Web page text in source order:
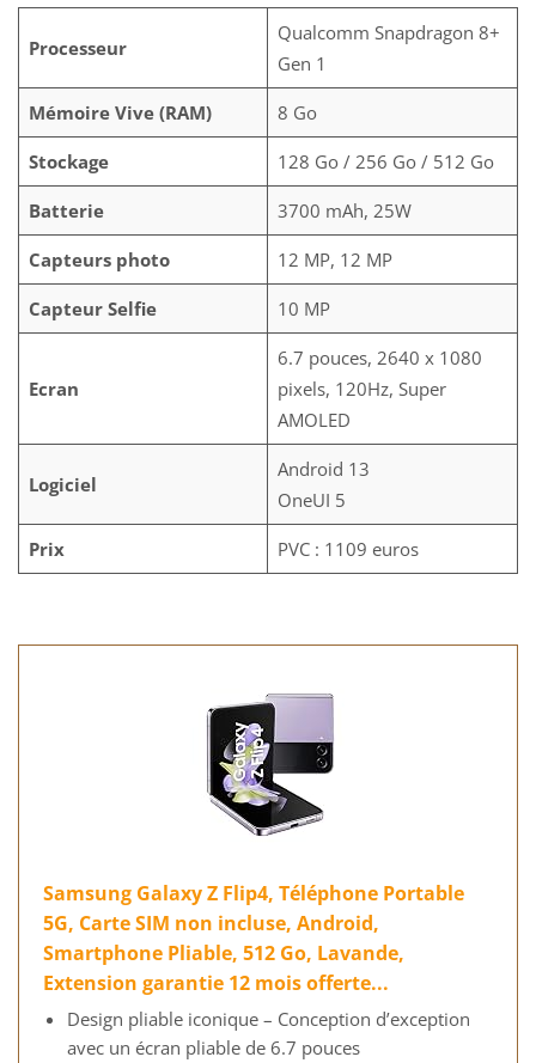
Processeur
Qualcomm Snapdragon 8+
Gen 1
Mémoire Vive (RAM) 8 Go
Stockage 128 Go / 256 Go / 512 Go
Batterie 3700 mAh, 25W
Capteurs photo 12 MP, 12 MP
Capteur Selfie 10 MP
Ecran
6.7 pouces, 2640 x 1080
pixels, 120Hz, Super
AMOLED
Logiciel
Android 13
OneUI 5
Prix PVC : 1109 euros
Samsung Galaxy Z Flip4, Téléphone Portable
5G, Carte SIM non incluse, Android,
Smartphone Pliable, 512 Go, Lavande,
Extension garantie 12 mois offerte...
Design pliable iconique – Conception d’exception
avec un écran pliable de 6.7 pouces